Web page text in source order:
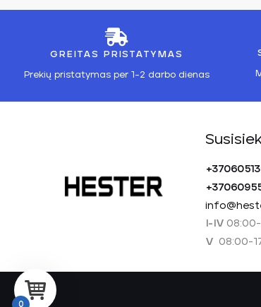
GREITAS PRISTATYMAS
Prekių pristatymas per 1-2 darbo dienas
I-IV08:00-
V08:00-
0